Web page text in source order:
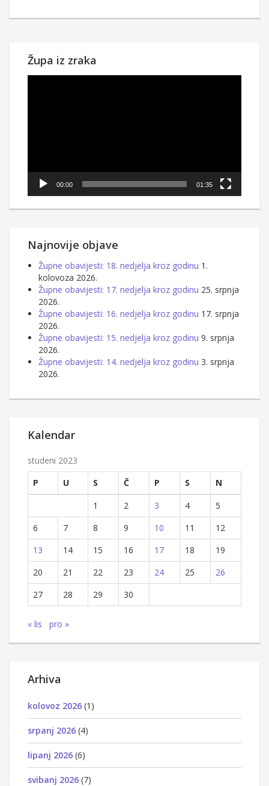
Župa iz zraka
00:00 01:35
Najnovije objave
Župne obavijesti: 18. nedjelja kroz godinu 1.
kolovoza 2026.
Župne obavijesti: 17. nedjelja kroz godinu 25. srpnja
2026.
Župne obavijesti: 16. nedjelja kroz godinu 17. srpnja
2026.
Župne obavijesti: 15. nedjelja kroz godinu 9. srpnja
2026.
Župne obavijesti: 14. nedjelja kroz godinu 3. srpnja
2026.
Kalendar
studeni 2023
P
U S Č P S
N
1
2 3 4
5
6
7 8 9 10 11
12
13
14 15 16 17 18
19
20
21 22 23 24 25
26
27
28 29 30
« lis pro »
Arhiva
kolovoz 2026 (1)
srpanj 2026 (4)
lipanj 2026 (6)
svibanj 2026 (7)